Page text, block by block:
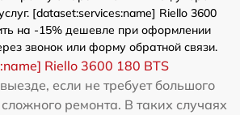
[dataset:services:name] Riello 3600
на -15% дешевле при оформлении
звонок или форму обратной связи.
Riello 3600 180 BTS
если не требует большого
ремонта. В таких случаях